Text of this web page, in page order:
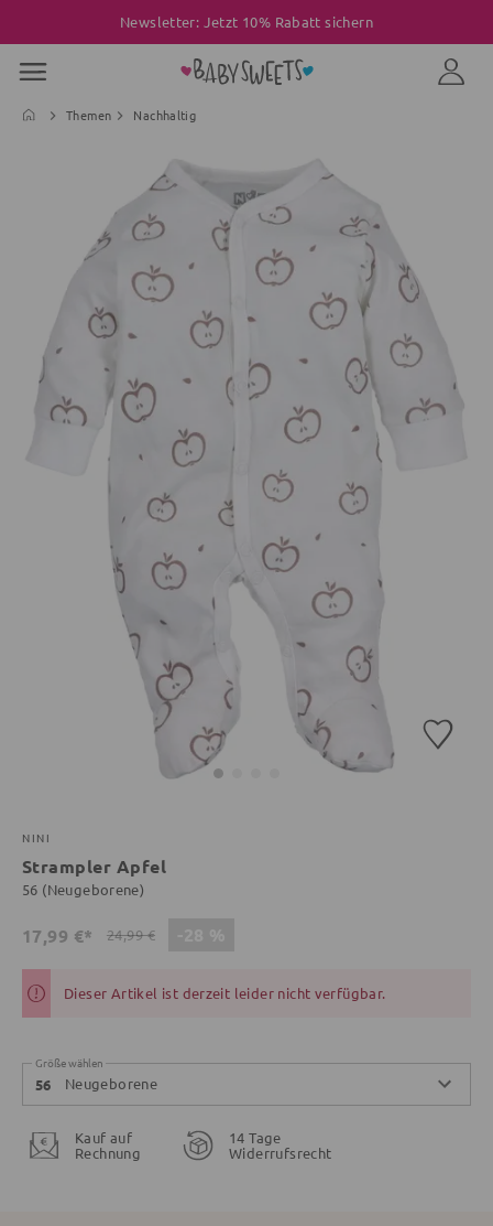
Newsletter: Jetzt 10% Rabatt sichern
Themen Nachhaltig
NINI
Strampler Apfel
56 (Neugeborene)
17,99 €* 24,99 €
Dieser Artikel ist derzeit leider nicht verfügbar.
Größe wählen
56 Neugeborene
Kauf auf
Rechnung
14 Tage
Widerrufsrecht